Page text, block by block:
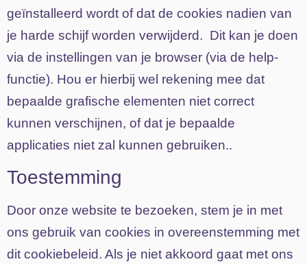
geïnstalleerd wordt of dat de cookies nadien van
je harde schijf worden verwijderd. Dit kan je doen
via de instellingen van je browser (via de help-
functie). Hou er hierbij wel rekening mee dat
bepaalde grafische elementen niet correct
kunnen verschijnen, of dat je bepaalde
applicaties niet zal kunnen gebruiken..
Toestemming
Door onze website te bezoeken, stem je in met
ons gebruik van cookies in overeenstemming met
dit cookiebeleid. Als je niet akkoord gaat met ons